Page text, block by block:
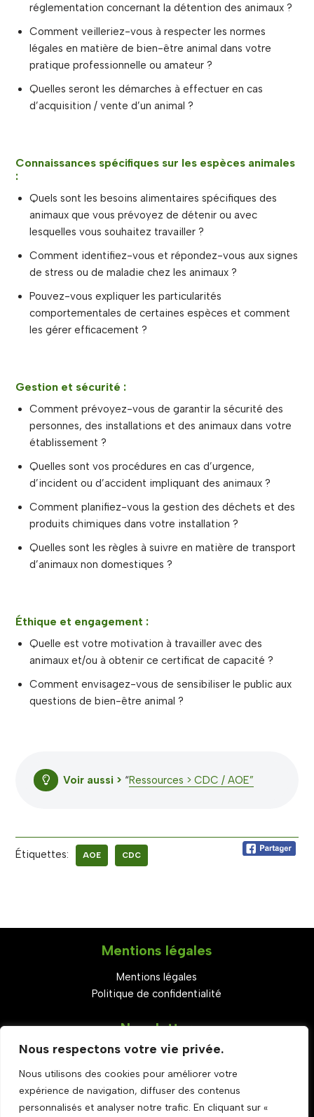
Nous respectons votre vie privée.
Nous utilisons des cookies pour améliorer votre
expérience de navigation, diffuser des contenus
personnalisés et analyser notre trafic. En cliquant sur «
réglementation concernant la détention des animaux ?
Comment veilleriez-vous à respecter les normes
légales en matière de bien-être animal dans votre
pratique professionnelle ou amateur ?
Quelles seront les démarches à effectuer en cas
d’acquisition / vente d’un animal ?
Connaissances spécifiques sur les espèces animales
:
Quels sont les besoins alimentaires spécifiques des
animaux que vous prévoyez de détenir ou avec
lesquelles vous souhaitez travailler ?
Comment identifiez-vous et répondez-vous aux signes
de stress ou de maladie chez les animaux ?
Pouvez-vous expliquer les particularités
comportementales de certaines espèces et comment
les gérer efficacement ?
Gestion et sécurité :
Comment prévoyez-vous de garantir la sécurité des
personnes, des installations et des animaux dans votre
établissement ?
Quelles sont vos procédures en cas d’urgence,
d’incident ou d’accident impliquant des animaux ?
Comment planifiez-vous la gestion des déchets et des
produits chimiques dans votre installation ?
Quelles sont les règles à suivre en matière de transport
d’animaux non domestiques ?
Éthique et engagement :
Quelle est votre motivation à travailler avec des
animaux et/ou à obtenir ce certificat de capacité ?
Comment envisagez-vous de sensibiliser le public aux
questions de bien-être animal ?
Voir aussi > “Ressources > CDC / AOE”
Étiquettes: AOE CDC
Mentions légales
Mentions légales
Politique de confidentialité
Newsletter
Rejoignez-nous
Set Youtube Channel ID